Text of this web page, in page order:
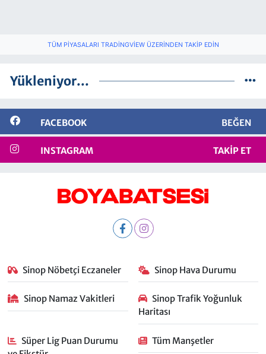
TÜM PIYASALARI TRADINGVIEW ÜZERINDEN TAKIP EDIN
Yükleniyor...
FACEBOOK BEĞEN
INSTAGRAM TAKIP ET
Sinop Nöbetçi Eczaneler Sinop Hava Durumu
Sinop Namaz Vakitleri
Sinop Trafik Yoğunluk
Haritası
Süper Lig Puan Durumu
Tüm Manşetler